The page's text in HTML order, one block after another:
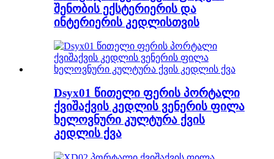
შენობის ექსტერიერის და
ინტერიერის კედლისთვის
Dsyx01 წითელი ფერის პორტალი
ქვიშაქვის კედლის ვენერის ფილა
ხელოვნური კულტურა ქვის
კედლის ქვა